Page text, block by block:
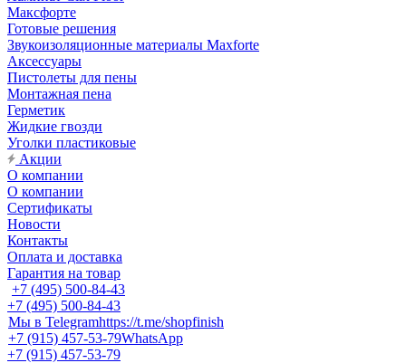
Максфорте
Готовые решения
Звукоизоляционные материалы Maxforte
Аксессуары
Пистолеты для пены
Монтажная пена
Герметик
Жидкие гвозди
Уголки пластиковые
Акции
О компании
О компании
Сертификаты
Новости
Контакты
Оплата и доставка
Гарантия на товар
+7 (495) 500-84-43
+7 (495) 500-84-43
Мы в Telegramhttps://t.me/shopfinish
+7 (915) 457-53-79WhatsApp
+7 (915) 457-53-79